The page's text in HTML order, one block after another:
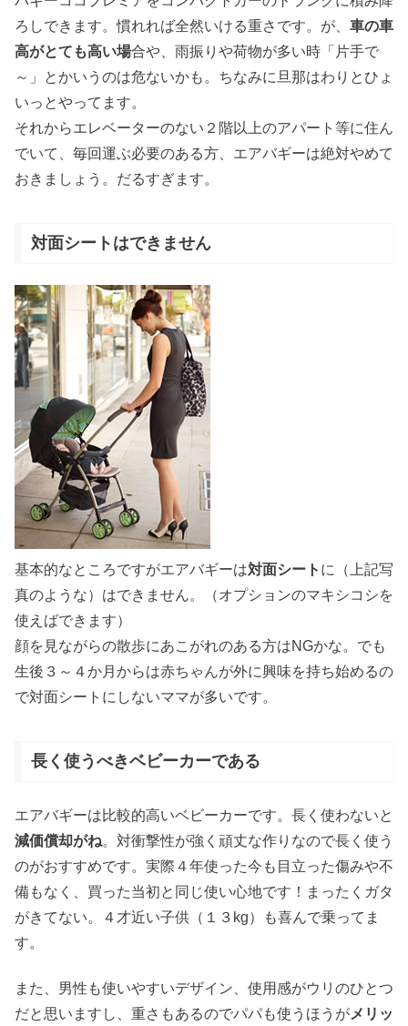
ろしできます。慣れれば全然いける重さです。が、 車の車
高がとても高い場合や、雨振りや荷物が多い時「片手で
～」とかいうのは危ないかも。ちなみに旦那はわりとひょ
いっとやってます。
それからエレベーターのない２階以上のアパート等に住ん
でいて、毎回運ぶ必要のある方、エアバギーは絶対やめて
おきましょう。だるすぎます。
対面シートはできません
基本的なところですがエアバギーは対面シート に（上記写
真のような）はできません。（オプションのマキシコシを
使えばできます）
顔を見ながらの散歩にあこがれのある方はNGかな。でも
生後３～４か月からは赤ちゃんが外に興味を持ち始めるの
で対面シートにしないママが多いです。
長く使うべきベビーカーである
エアバギーは比較的高いベビーカーです。長く使わないと
減価償却がね。対衝撃性が強く頑丈な作りなので長く使う
のがおすすめです。実際４年使った今も目立った傷みや不
備もなく、買った当初と同じ使い心地です！まったくガタ
がきてない。４才近い子供（１３kg）も喜んで乗ってま
す。
また、男性も使いやすいデザイン、使用感がウリのひとつ
だと思いますし、重さもあるのでパパも使うほうがメリッ